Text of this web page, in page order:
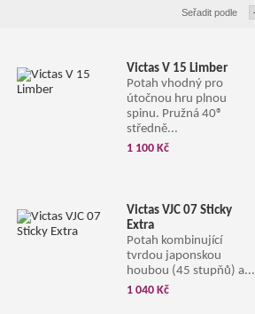
Seřadit podle
Victas V 15 Limber
Potah vhodný pro
útočnou hru plnou
spinu. Pružná 40®
středně...
1 100 Kč
Victas VJC 07 Sticky
Extra
Potah kombinující
tvrdou japonskou
houbou (45 stupňů) a...
1 040 Kč